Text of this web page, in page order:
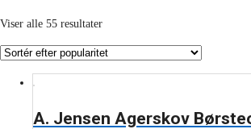
Viser alle 55 resultater
A. Jensen Agerskov